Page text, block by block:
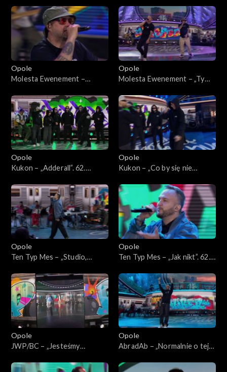
Jedno podwórko”
„Hip-hop. Jedno podwórko”
Opole
Molesta Ewenement –
Koncert „Hip-hop. Jedno
podwórko”
Opole
Molesta Ewenement – „Ty
„Hip-hop. Jedno podwórko”
Opole
Kukon – „Adderall”. 62.
Jedno podwórko”
Opole
Kukon – „Co by się nie
„Hip-hop. Jedno podwórko”
Opole
Ten Typ Mes – „Studio,
Koncert „Hip-hop. Jedno
podwórko”
Opole
Ten Typ Mes – „Jak nikt”. 62.
Jedno podwórko”
Opole
JWP/BC – „Jesteśmy
KFPP: Koncert „Hip-hop.
Opole
AbradAb – „Normalnie o tej
„Hip-hop. Jedno podwórko”